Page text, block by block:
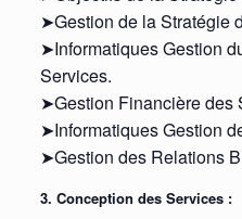
➤Gestion de la Stratégie
➤Informatiques Gestion
Services.
➤Gestion Financière des
➤Informatiques Gestion
➤Gestion des Relations
3. Conception des Services :